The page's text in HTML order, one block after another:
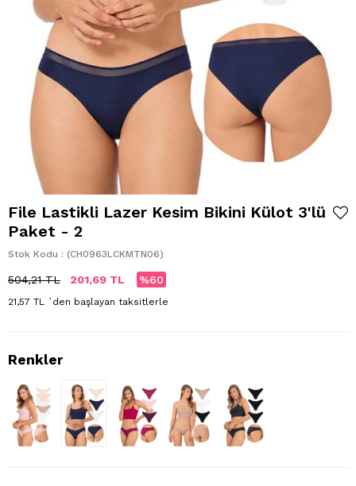
File Lastikli Lazer Kesim Bikini Külot 3'lü
Paket - 2
Stok Kodu (CH0963LCKMTN06)
504,21 TL 201,69 TL 60
21,57 TL `den başlayan taksitlerle